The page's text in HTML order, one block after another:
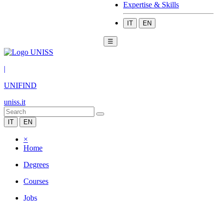
Expertise & Skills
IT EN
☰
|
UNIFIND
uniss.it
IT EN
×
Home
Degrees
Courses
Jobs